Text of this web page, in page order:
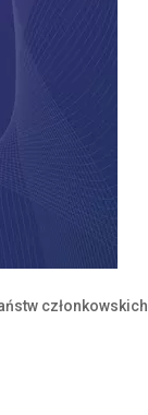
członkowskich